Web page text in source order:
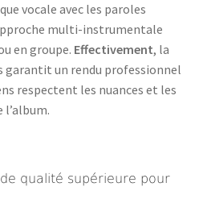
vocale avec les paroles
multi-instrumentale
en groupe. Effectivement, la
un rendu professionnel
respectent les nuances et les
l’album.
qualité supérieure pour